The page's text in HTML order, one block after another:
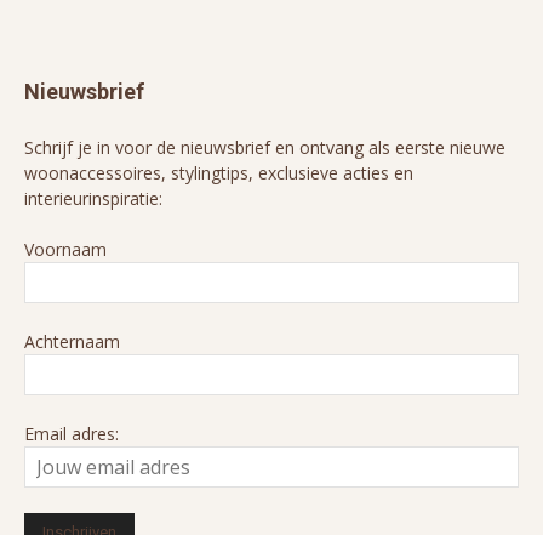
Nieuwsbrief
Schrijf je in voor de nieuwsbrief en ontvang als eerste nieuwe
woonaccessoires, stylingtips, exclusieve acties en
interieurinspiratie:
Voornaam
Achternaam
Email adres: